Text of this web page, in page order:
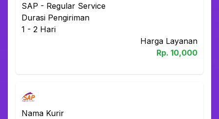
SAP - Regular Service
Durasi Pengiriman
1 - 2 Hari
Harga Layanan
Rp. 10,000
Nama Kurir